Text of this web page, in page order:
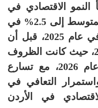
النمو الاقتصادي في
منطقة جنوب وشرق البحر المتوسط إلى 2.5% في
عام 2026 مقارنة مع 3.1% في عام 2025، قبل أن
يرتفع إلى 4.2% في عام 2027، حيث كانت الظروف
الاقتصادية أقوى في بداية عام 2026، مع تسارع
التعافي في
في الأردن